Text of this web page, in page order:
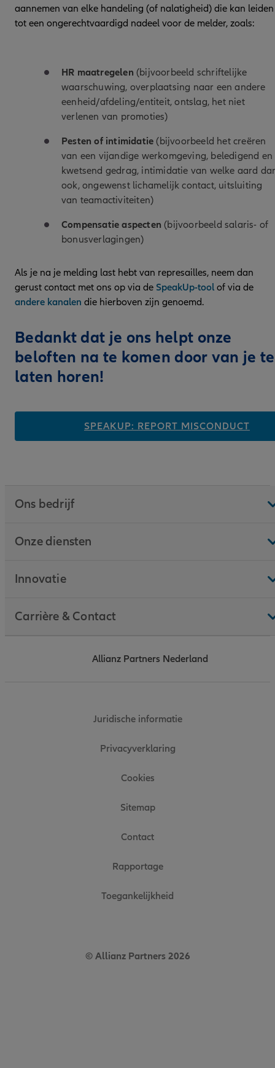
aannemen van elke handeling (of nalatigheid) die kan leiden
tot een ongerechtvaardigd nadeel voor de melder, zoals:
HR maatregelen (bijvoorbeeld schriftelijke
waarschuwing, overplaatsing naar een andere
eenheid/afdeling/entiteit, ontslag, het niet
verlenen van promoties)
Pesten of intimidatie(bijvoorbeeld het creëren
van een vijandige werkomgeving, beledigend en
kwetsend gedrag, intimidatie van welke aard
ook, ongewenst lichamelijk contact, uitsluiting
van teamactiviteiten)
Compensatie aspecten (bijvoorbeeld salaris- of
bonusverlagingen)
Als je na je melding last hebt van represailles, neem dan
gerust contact met ons op via de SpeakUp-tool of via de
andere kanalen die hierboven zijn genoemd.
Bedankt dat je ons helpt onze
beloften na te komen door van je te
laten horen!
SPEAKUP: REPORT MISCONDUCT
Ons bedrijf
Onze diensten
Innovatie
Carrière & Contact
Juridische informatie
Privacyverklaring
Cookies
Sitemap
Contact
Rapportage
Toegankelijkheid
© Allianz Partners 2026
Allianz Partners Nederland